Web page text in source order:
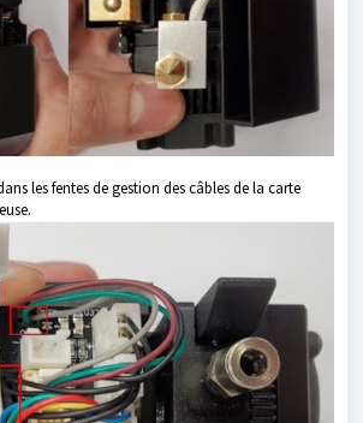
les fentes de gestion des câbles de la carte